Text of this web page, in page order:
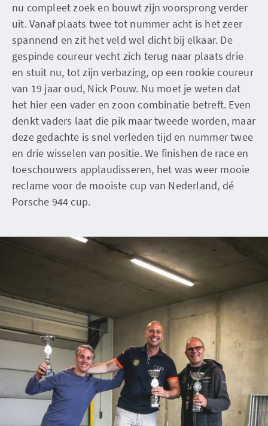
nu compleet zoek en bouwt zijn voorsprong verder
uit. Vanaf plaats twee tot nummer acht is het zeer
spannend en zit het veld wel dicht bij elkaar. De
gespinde coureur vecht zich terug naar plaats drie
en stuit nu, tot zijn verbazing, op een rookie coureur
van 19 jaar oud, Nick Pouw. Nu moet je weten dat
het hier een vader en zoon combinatie betreft. Even
denkt vaders laat die pik maar tweede worden, maar
deze gedachte is snel verleden tijd en nummer twee
en drie wisselen van positie. We finishen de race en
toeschouwers applaudisseren, het was weer mooie
reclame voor de mooiste cup van Nederland, dé
Porsche 944 cup.